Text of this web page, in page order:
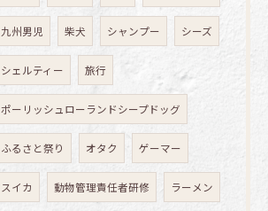
九州男児 柴犬 シャンプー シーズ
シェルティー 旅行
ポーリッシュローランドシープドッグ
ふるさと祭り オタク ゲーマー
スイカ 動物管理責任者研修 ラーメン